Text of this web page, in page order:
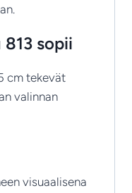
sopii
cm tekevät
valinnan
visuaalisena